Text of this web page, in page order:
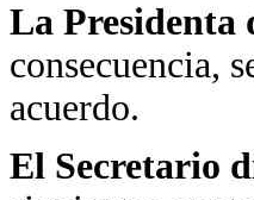
La
consecuencia,
acuerdo.
El Secretario